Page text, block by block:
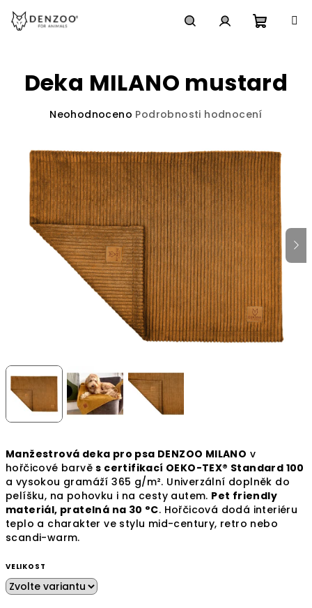
na
obsah
košík
Manžestrová deka pro psa DENZOO MILANO v
hořčicové barvěs certifikací OEKO-TEX® Standard 100
a vysokou gramáží 365 g/m². Univerzální doplněk do
pelíšku, na pohovku i na cesty autem. Pet friendly
materiál, pratelná na 30 °C. Hořčicová dodá interiéru
teplo a charakter ve stylu mid-century, retro nebo
scandi-warm.
VELIKOST
Deka MILANO mustard
Průměrné
je
0,0
z
5
hvězdiček.
Neohodnoceno Podrobnosti hodnocení